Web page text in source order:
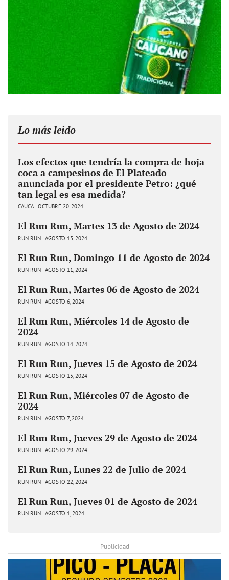
Lo más leido
Los efectos que tendría la compra de hoja
coca a campesinos de El Plateado
anunciada por el presidente Petro: ¿qué
tan legal es esa medida?
CAUCA OCTUBRE 20, 2024
El Run Run, Martes 13 de Agosto de 2024
RUN RUN AGOSTO 13, 2024
El Run Run, Domingo 11 de Agosto de 2024
RUN RUN AGOSTO 11, 2024
El Run Run, Martes 06 de Agosto de 2024
RUN RUN AGOSTO 6, 2024
El Run Run, Miércoles 14 de Agosto de
2024
RUN RUN AGOSTO 14, 2024
El Run Run, Jueves 15 de Agosto de 2024
RUN RUN AGOSTO 15, 2024
El Run Run, Miércoles 07 de Agosto de
2024
RUN RUN AGOSTO 7, 2024
El Run Run, Jueves 29 de Agosto de 2024
RUN RUN AGOSTO 29, 2024
El Run Run, Lunes 22 de Julio de 2024
RUN RUN AGOSTO 22, 2024
El Run Run, Jueves 01 de Agosto de 2024
RUN RUN AGOSTO 1, 2024
- Publicidad -